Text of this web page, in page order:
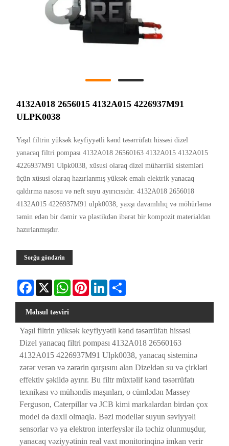
4132A018 2656015 4132A015 4226937M91
ULPK0038
Yaşıl filtrin yüksək keyfiyyətli kənd təsərrüfatı hissəsi dizel
yanacaq filtri pompası 4132A018 26560163 4132A015 4132A015
4226937M91 Ulpk0038, xüsusi olaraq dizel mühərriki sistemləri
üçün xüsusi olaraq hazırlanmış yüksək emalı elektrik yanacaq
qaldırma nasosu və neft suyu ayırıcısıdır. 4132A018 2656018
4132A015 4226937M91 ulpk0038, yaxşı davamlılıq və möhürləmə
təmin edən bir dəmir və plastikdən ibarət bir kompozit materialdan
hazırlanmışdır.
Sorğu göndərin
Facebook
X WhatsAppPinterestLinkedIn
Məhsul təsviri
Yaşıl filtrin yüksək keyfiyyətli kənd təsərrüfatı hissəsi
Dizel yanacaq filtri pompası 4132A018 26560163
4132A015 4226937M91 Ulpk0038, yanacaq sisteminə
zərər verən və zərərin qarşısını alan Dizeldən su və çirkləri
effektiv şəkildə ayırır. Bu filtr müxtəlif kənd təsərrüfatı
texnikası və mühəndis maşınları, o cümlədən Massey
Ferguson, Caterpillar və JCB kimi markalardan birdən çox
model də daxil olmaqla. Bəzi modellər suyun səviyyəli
sensorlar və ya elektron interfeyslər ilə təchiz olunmuşdur,
yanacaq vəziyyətinin real vaxt monitorinqinə imkan verir